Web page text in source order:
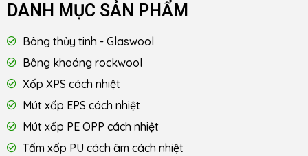
DANH MỤC SẢN PHẨM
Bông thủy tinh - Glaswool
Bông khoáng rockwool
Xốp XPS cách nhiệt
Mút xốp EPS cách nhiệt
Mút xốp PE OPP cách nhiệt
Tấm xốp PU cách âm cách nhiệt